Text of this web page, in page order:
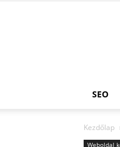
SEO
Kezdőlap
Weboldal